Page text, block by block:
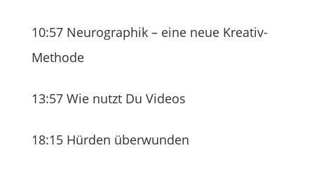
10:57 Neurographik – eine neue Kreativ-
Methode
13:57 Wie nutzt Du Videos
18:15 Hürden überwunden